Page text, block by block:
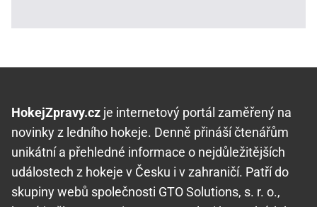
HokejZpravy.cz je internetový portál zaměřený na
novinky z ledního hokeje. Denně přináší čtenářům
unikátní a přehledné informace o nejdůležitějších
událostech z hokeje v Česku i v zahraničí. Patří do
skupiny webů společnosti GTO Solutions, s. r. o.,